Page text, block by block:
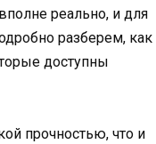
реально, и для
разберем, как
доступны
прочностью, что и